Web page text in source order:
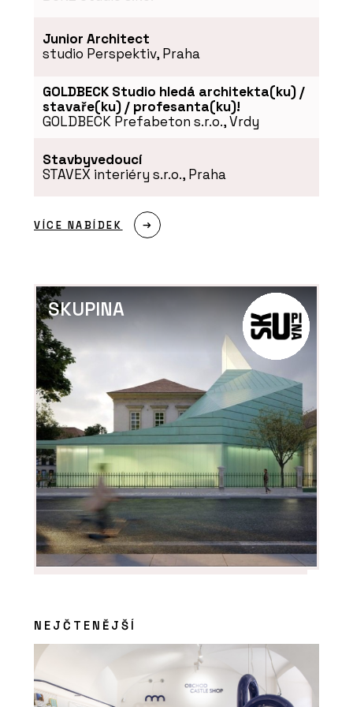
Veřejné zakázky - SNTD
ČLÁNKY
Smlouva o dílo se stavební firmou.
Hlavní je definovat, co chcete
Junior Architect
studio Perspektiv, Praha
GOLDBECK Studio hledá architekta(ku) /
stavaře(ku) / profesanta(ku)!
GOLDBECK Prefabeton s.r.o., Vrdy
Stavbyvedoucí
STAVEX interiéry s.r.o., Praha
VÍCE NABÍDEK
SKUPINA
NEJČTENĚJŠÍ